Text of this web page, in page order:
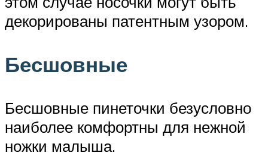
декорированы патентным узором.
Бесшовные
Бесшовные пинеточки безусловно
наиболее комфортны для нежной
ножки малыша.